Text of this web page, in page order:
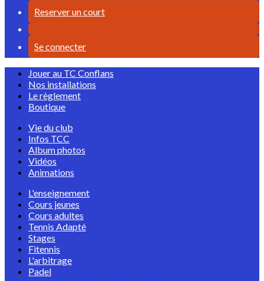
Reserver un court
Se connecter
Jouer au TC Conflans
Nos installations
Le règlement
Boutique
Vie du club
Infos TCC
Album photos
Vidéos
Animations
L'enseignement
Cours jeunes
Cours adultes
Tennis Adapté
Stages
Fitennis
L'arbitrage
Padel